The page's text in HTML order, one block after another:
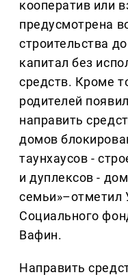
кооператив или
предусмотрена
строительства
капитал без
средств. Кроме
родителей
направить
домов
таунхаусов -
и дуплексов -
Социального
Вафин.
Направить